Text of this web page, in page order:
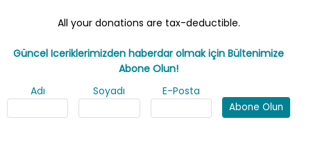
All your donations are tax-deductible.
Güncel Iceriklerimizden haberdar olmak için Bültenimize
Abone Olun!
Adı
Soyadı E-Posta
Abone Olun